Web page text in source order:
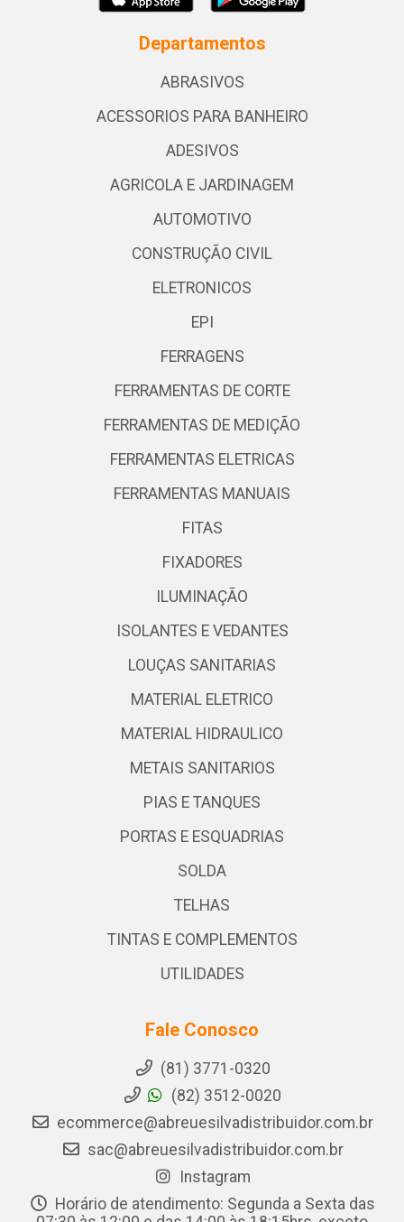
Departamentos
ABRASIVOS
ACESSORIOS PARA BANHEIRO
ADESIVOS
AGRICOLA E JARDINAGEM
AUTOMOTIVO
CONSTRUÇÃO CIVIL
ELETRONICOS
EPI
FERRAGENS
FERRAMENTAS DE CORTE
FERRAMENTAS DE MEDIÇÃO
FERRAMENTAS ELETRICAS
FERRAMENTAS MANUAIS
FITAS
FIXADORES
ILUMINAÇÃO
ISOLANTES E VEDANTES
LOUÇAS SANITARIAS
MATERIAL ELETRICO
MATERIAL HIDRAULICO
METAIS SANITARIOS
PIAS E TANQUES
PORTAS E ESQUADRIAS
SOLDA
TELHAS
TINTAS E COMPLEMENTOS
UTILIDADES
Fale Conosco
(81) 3771-0320
(82) 3512-0020
ecommerce@abreuesilvadistribuidor.com.br
sac@abreuesilvadistribuidor.com.br
Instagram
Horário de atendimento: Segunda a Sexta das